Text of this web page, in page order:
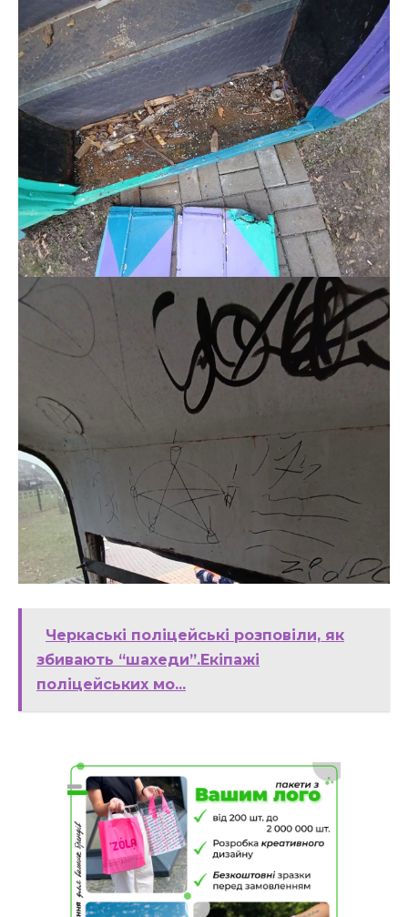
Черкаські поліцейські розповіли, як
збивають “шахеди”.Екіпажі
поліцейських мо...